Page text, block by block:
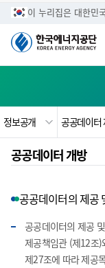
이 누리집은 대한민
정보공개 공공데이터
공공데이터 개방
공공데이터의 제공
공공데이터의 제공
제공책임관 (제12조
제27조에 따라 제공